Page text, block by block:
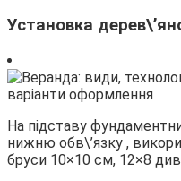
Установка
На підставу
нижню обв\’язку ,
бруси 10×10 см, 12×8